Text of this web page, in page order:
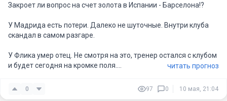
Закроет ли вопрос на счет золота в Испании - Барселона!?
У Мадрида есть потери. Далеко не шуточные. Внутри клуба
скандал в самом разгаре.
У Флика умер отец. Не смотря на это, тренер остался с клубом
и будет сегодня на кромке поля.
Дополнительная мотивация для игроков в качестве
читать прогноз
0 97 0 10 мая, 21:04